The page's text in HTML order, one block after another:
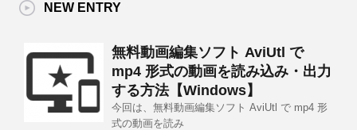
NEW ENTRY
無料動画編集ソフト AviUtl で
mp4 形式の動画を読み込み・出力
する方法【Windows】
今回は、無料動画編集ソフト AviUtl で mp4 形
式の動画を読み